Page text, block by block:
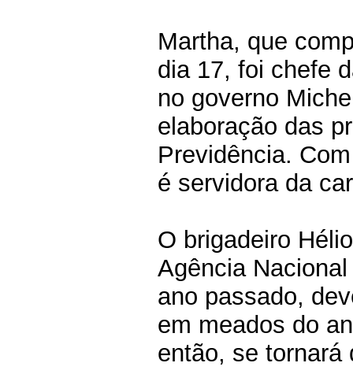
Martha, que
dia 17, foi chefe
no governo
elaboração das
Previdência.
é servidora da
O brigadeiro
Agência
ano passado,
em meados do
então, se tornará